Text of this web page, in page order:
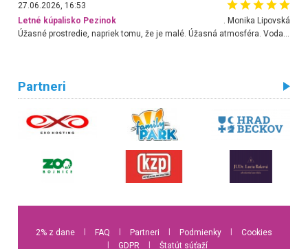
27.06.2026, 16:53
Letné kúpalisko Pezinok
. Monika Lipovská
Úžasné prostredie, napriek tomu, že je malé. Úžasná atmosféra. Voda fantastická a nádherná. Ľudí je pomerne veľa, ale su mili a ohľaduplní. Je veľmi zaujímavé sledovať, ako dokážu spolu športovať cudzí ľudia a bez ohľadu na vek. Vládne tu pohoda. Vnuka neviem dostať z vody. Ďakujem za krásny deň . Urcite sa sem vrátim. Jediný problém je s parkovaním, ale aj ten sa mi podarilo vyriešiť. Monika Bratislava
Partneri
2% z dane FAQ Partneri Podmienky
Cookies
GDPR Štatút súťaží